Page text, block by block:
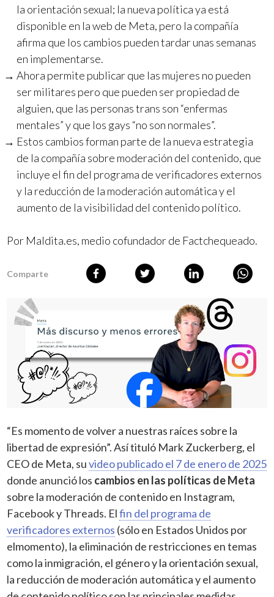
la orientación sexual; la nueva política ya está
disponible en la web de Meta, pero la compañía
afirma que los cambios pueden tardar unas semanas
en implementarse.
Ahora permite publicar que las mujeres no pueden
ser militares pero que pueden ser propiedad de
alguien, que las personas trans son “enfermas
mentales” y que los gays “no son normales”.
Estos cambios forman parte de la nueva estrategia
de la compañía sobre moderación del contenido, que
incluye el fin del programa de verificadores externos
y la reducción de la moderación automática y el
aumento de la visibilidad del contenido político.
Por Maldita.es, medio cofundador de Factchequeado.
Comparte
“Es momento de volver a nuestras raíces sobre la
libertad de expresión”. Así tituló Mark Zuckerberg, el
CEO de Meta, suvideo publicado el 7 de enero de 2025
donde anunció los cambios en las políticas de Meta
sobre la moderación de contenido en Instagram,
Facebook y Threads. Elfin del programa de
verificadores externos (sólo en Estados Unidos por
elmomento), la eliminación de restricciones en temas
como la inmigración, el género y la orientación sexual,
la reducción de moderación automática y el aumento